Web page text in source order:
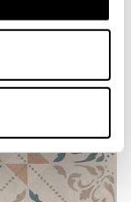
preventivo